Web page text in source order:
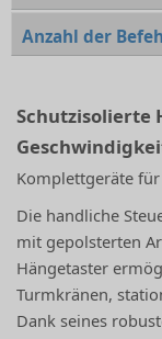
Anzahl der
Schutzisolierte
Komplettgeräte
Die handliche
mit gepolsterten
Hängetaster
Turmkränen,
Dank seines